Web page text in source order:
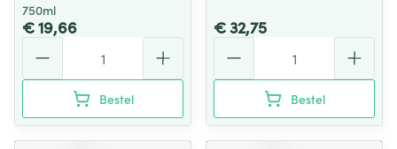
750ml
€ 19,66
Bestel
€ 32,75
Bestel